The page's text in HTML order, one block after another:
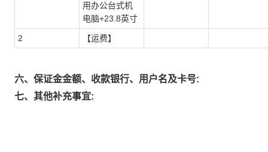
用办公台式机
电脑+23.8英寸
2 【运费】
六、保证金金额、收款银行、用户名及卡号:
七、其他补充事宜: